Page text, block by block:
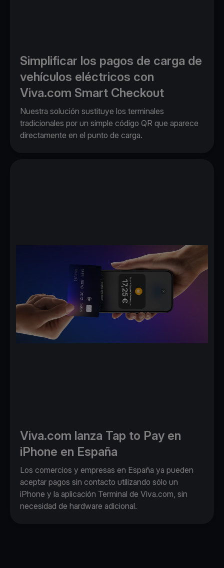
Simplificar los pagos de carga de
vehículos eléctricos con
Viva.com Smart Checkout
Nuestra solución sustituye los terminales
tradicionales por un simple código QR que aparece
directamente en el punto de carga.
Viva.com lanza Tap to Pay en
iPhone en España
Los comercios y empresas en España ya pueden
aceptar pagos sin contacto utilizando sólo un
iPhone y la aplicación Terminal de Viva.com, sin
necesidad de hardware adicional.